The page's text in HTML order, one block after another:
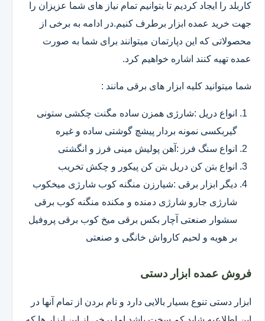
کاربلد را ایجاد کردیم تا بتوانیم تمام نیاز های شما عزیزان را
جهت خرید عمده ابزار برطرف کنیم.در ادامه به برخی از
محصولاتی که این دپارتمان میتوانند برای شما به صورت
عمده تهیه کنند اشاره خواهیم کرد.
شما میتوانید کلیه ابزار های برقی مانند :
انواع دریل :شارژی همزن ساده مگنت چکشی ستونی
گیربکسی نمونه بردار پیشچ گوشتی ساده و غیره
انواع سنگ فرز :آهن پولیش مینی فرز و انگشتی
انواع بتن کن دریل بتن کن پیکور و چکش تخریب
دیگر ابزار برقی :شیارزن منگنه کوب شارژی میخکوب
شارژی جارو شارژی دمنده و مکنده منگنه کوب برقی
سشوار صنعتی آچار بکس برقی میخ کوب برقی پروفیل
بر هویه و لحیم کارواش خانگی و صنعتی
فروش عمده ابزار دستی
ابزار دستی تنوع بسیار بالایی دارد و نام بردن از تمام آنها در